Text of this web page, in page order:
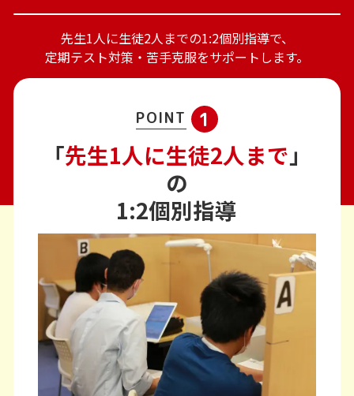
先生1人に生徒2人までの1:2個別指導で、
定期テスト対策・苦手克服をサポートします。
POINT 1
「先生1人に生徒2人まで」
の
1:2個別指導